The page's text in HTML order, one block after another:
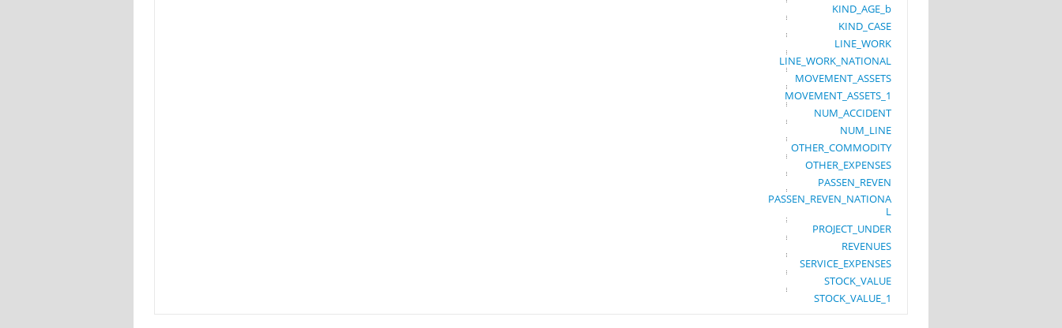
KIND_AGE_b
KIND_CASE
LINE_WORK
LINE_WORK_NATIONAL
MOVEMENT_ASSETS
MOVEMENT_ASSETS_1
NUM_ACCIDENT
NUM_LINE
OTHER_COMMODITY
OTHER_EXPENSES
PASSEN_REVEN
PASSEN_REVEN_NATIONA
L
PROJECT_UNDER
REVENUES
SERVICE_EXPENSES
STOCK_VALUE
STOCK_VALUE_1